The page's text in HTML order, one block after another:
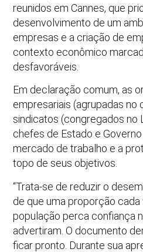
reunidos em Cannes, que
desenvolvimento de um
empresas e a criação de
contexto econômico
desfavoráveis.
Em declaração comum, as
empresariais (agrupadas no
sindicatos (congregados no
chefes de Estado e
mercado de trabalho e a
topo de seus objetivos.
“Trata-se de reduzir o
de que uma proporção cada
população perca confiança
advertiram. O documento
ficar pronto. Durante sua